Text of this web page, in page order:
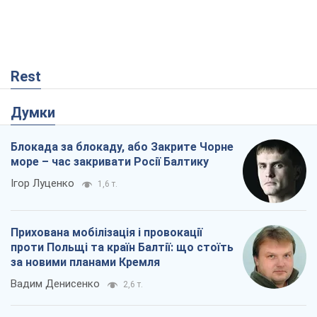
Rest
Думки
Блокада за блокаду, або Закрите Чорне
море – час закривати Росії Балтику
Ігор Луценко 1,6 т.
Прихована мобілізація і провокації
проти Польщі та країн Балтії: що стоїть
за новими планами Кремля
Вадим Денисенко 2,6 т.